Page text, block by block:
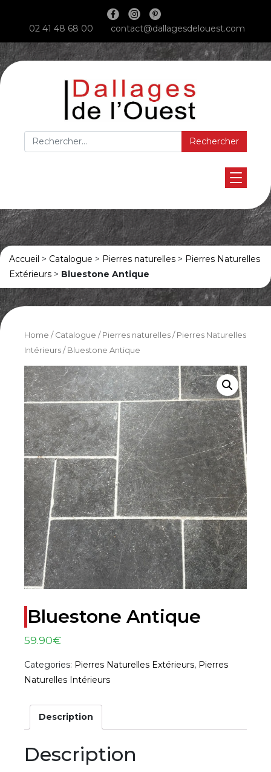
Main Navigation
02 41 48 68 00 contact@dallagesdelouest.com
Rechercher :
Accueil > Catalogue > Pierres naturelles > Pierres Naturelles
Extérieurs > Bluestone Antique
Home / Catalogue / Pierres naturelles / Pierres Naturelles
Intérieurs / Bluestone Antique
Bluestone Antique
59.90€
Categories: Pierres Naturelles Extérieurs, Pierres
Naturelles Intérieurs
Description
Description